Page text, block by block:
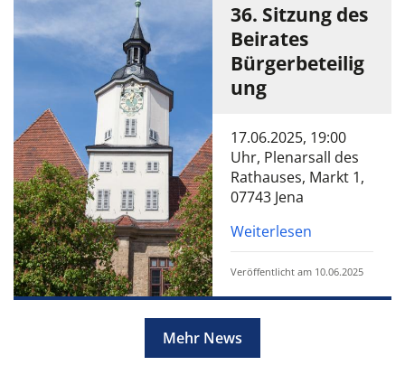
36. Sitzung des
Beirates
Bürgerbeteilig
ung
17.06.2025, 19:00
Uhr, Plenarsall des
Rathauses, Markt 1,
07743 Jena
Weiterlesen
Veröffentlicht am 10.06.2025
Mehr News